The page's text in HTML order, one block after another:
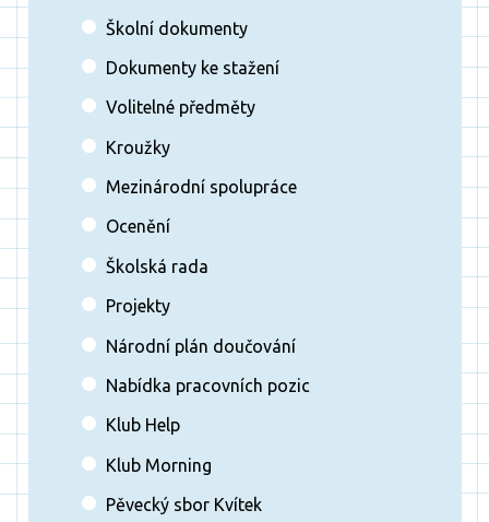
Školní dokumenty
Dokumenty ke stažení
Volitelné předměty
Kroužky
Mezinárodní spolupráce
Ocenění
Školská rada
Projekty
Národní plán doučování
Nabídka pracovních pozic
Klub Help
Klub Morning
Pěvecký sbor Kvítek